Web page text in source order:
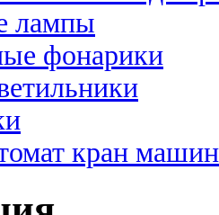
лампы
фонарики
кран